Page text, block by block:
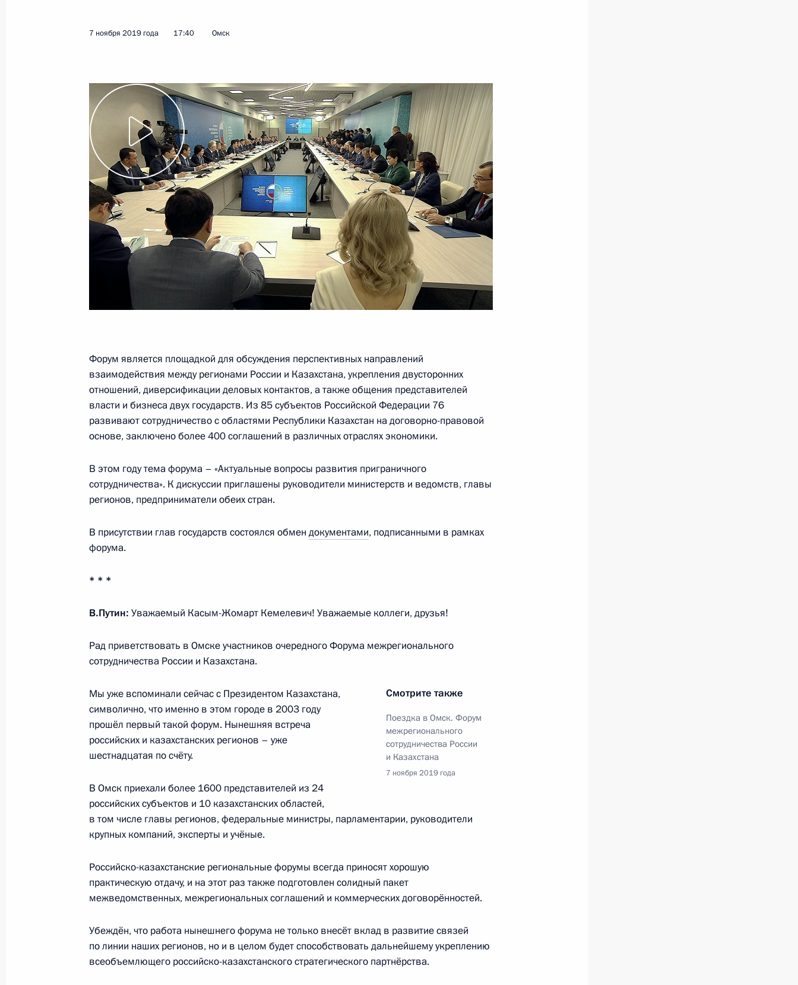
5 декабря 2019 года, четверг
Стенографический отчёт о встрече с лидерами волонтёрского
движения
5 декабря 2019 года, 16:00
10
3 декабря 2019 года, вторник
Беседа со спортсменами-паралимпийцами
3 декабря 2019 года, 15:20 Сочи
27 ноября 2019 года, среда
26 ноября 2019 года, вторник
Открытый урок в рамках форума «ПроеКТОриЯ»
11
23 ноября 2019 года, суббота
Встреча с Митрополитом Московским и всея Руси Русской
православной старообрядческой церкви Корнилием
20 ноября 2019 года, среда
Инвестиционный форум «Россия зовёт!»
20 ноября 2019 года, 15:20 Москва
14 ноября 2019 года, четверг
Встреча с членами Делового совета БРИКС и руководством
Нового банка развития
6
Закрытие Делового форума БРИКС
Форум межрегионального сотрудничества России и Казахстана
7 ноября 2019 года, 17:40
22
7 ноября 2019 года 17:40 Омск
Форум является площадкой для обсуждения перспективных направлений
взаимодействия между регионами России и Казахстана, укрепления двусторонних
отношений, диверсификации деловых контактов, а также общения представителей
власти и бизнеса двух государств. Из 85 субъектов Российской Федерации 76
развивают сотрудничество с областями Республики Казахстан на договорно-правовой
основе, заключено более 400 соглашений в различных отраслях экономики.
В этом году тема форума – «Актуальные вопросы развития приграничного
сотрудничества». К дискуссии приглашены руководители министерств и ведомств, главы
регионов, предприниматели обеих стран.
В присутствии глав государств состоялся обмен документами, подписанными в рамках
форума.
* * *
В.Путин: Уважаемый Касым-Жомарт Кемелевич! Уважаемые коллеги, друзья!
Рад приветствовать в Омске участников очередного Форума межрегионального
сотрудничества России и Казахстана.
Смотрите также
Поездка в Омск. Форум
межрегионального
сотрудничества России
и Казахстана
7 ноября 2019 года
Мы уже вспоминали сейчас с Президентом Казахстана,
символично, что именно в этом городе в 2003 году
прошёл первый такой форум. Нынешняя встреча
российских и казахстанских регионов – уже
шестнадцатая по счёту.
В Омск приехали более 1600 представителей из 24
российских субъектов и 10 казахстанских областей,
в том числе главы регионов, федеральные министры, парламентарии, руководители
крупных компаний, эксперты и учёные.
Российско-казахстанские региональные форумы всегда приносят хорошую
практическую отдачу, и на этот раз также подготовлен солидный пакет
межведомственных, межрегиональных соглашений и коммерческих договорённостей.
Убеждён, что работа нынешнего форума не только внесёт вклад в развитие связей
по линии наших регионов, но и в целом будет способствовать дальнейшему укреплению
всеобъемлющего российско-казахстанского стратегического партнёрства.